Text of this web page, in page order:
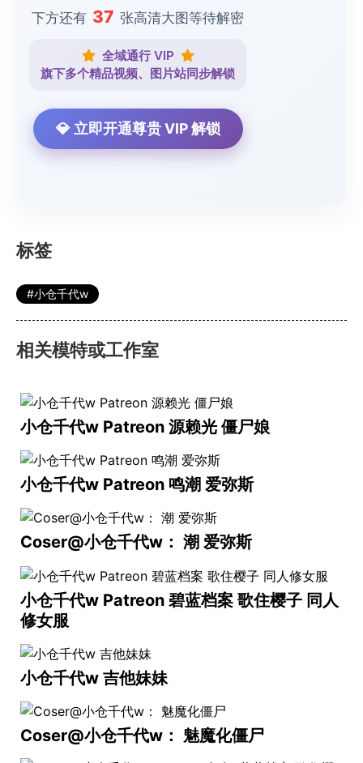
下方还有 37 张高清大图等待解密
全域通行 VIP
旗下多个精品视频、图片站同步解锁
💎 立即开通尊贵 VIP 解锁
标签
小仓千代w
相关模特或工作室
小仓千代w Patreon 源赖光 僵尸娘
小仓千代w Patreon 鸣潮 爱弥斯
Coser@小仓千代w： 潮 爱弥斯
小仓千代w Patreon 碧蓝档案 歌住樱子 同人
修女服
小仓千代w 吉他妹妹
Coser@小仓千代w： 魅魔化僵尸